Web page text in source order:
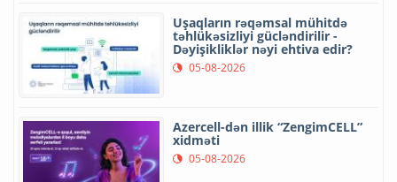
Uşaqların rəqəmsal mühitdə
təhlükəsizliyi gücləndirilir -
Dəyişikliklər nəyi ehtiva edir?
05-08-2026
Azercell-dən illik “ZengimCELL”
xidməti
05-08-2026